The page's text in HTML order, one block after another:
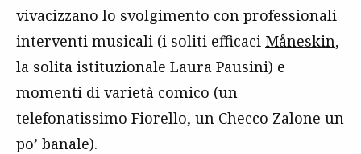
vivacizzano lo svolgimento con professionali
interventi musicali (i soliti efficaci Måneskin,
la solita istituzionale Laura Pausini) e
momenti di varietà comico (un
telefonatissimo Fiorello, un Checco Zalone un
po’ banale).